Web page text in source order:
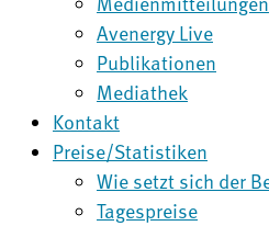
Avenergy Live
Publikationen
Mediathek
Kontakt
Preise/Statistiken
Wie setzt sich der
Tagespreise